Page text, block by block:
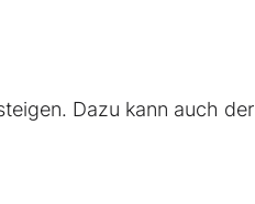
Dazu kann auch der